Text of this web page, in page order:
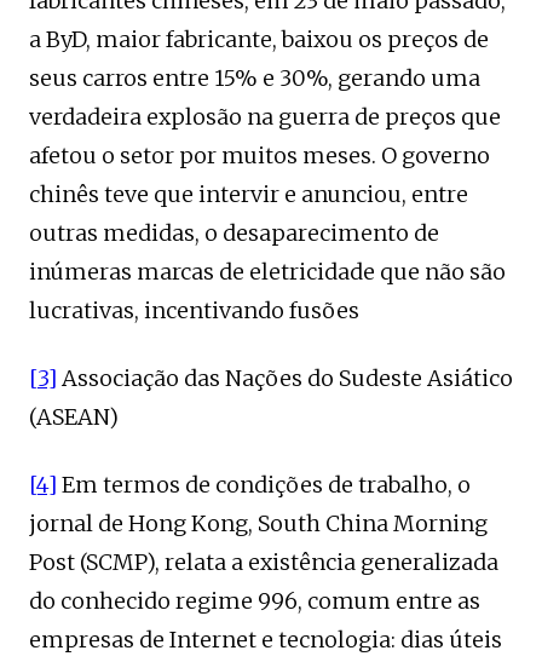
a ByD, maior fabricante, baixou os preços de
seus carros entre 15% e 30%, gerando uma
verdadeira explosão na guerra de preços que
afetou o setor por muitos meses. O governo
chinês teve que intervir e anunciou, entre
outras medidas, o desaparecimento de
inúmeras marcas de eletricidade que não são
lucrativas, incentivando fusões
[3] Associação das Nações do Sudeste Asiático
(ASEAN)
[4] Em termos de condições de trabalho, o
jornal de Hong Kong, South China Morning
Post (SCMP), relata a existência generalizada
do conhecido regime 996, comum entre as
empresas de Internet e tecnologia: dias úteis